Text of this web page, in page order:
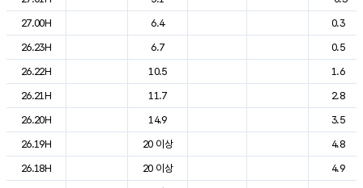
27.00H
6.4
0.3
26.23H
6.7
0.5
26.22H
10.5
1.6
26.21H
11.7
2.8
26.20H
14.9
3.5
26.19H
20 이상
4.8
26.18H
20 이상
4.9